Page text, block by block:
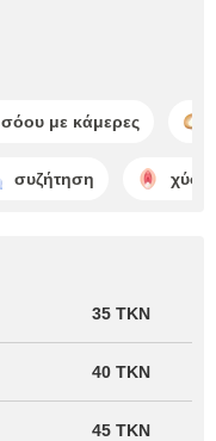
σόου με κάμερες
συζήτηση
35 TKN
40 TKN
45 TKN